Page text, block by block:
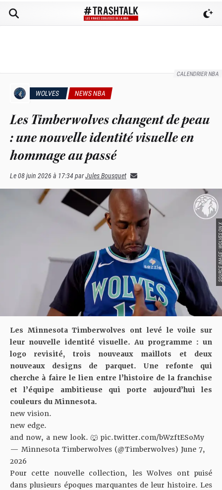
CALENDRIER NBA
WOLVES NEWS NBA
Les Timberwolves changent de peau
: une nouvelle identité visuelle en
hommage au passé
Le08 juin 2026 à 17:34parJules Bousquet
SOURCE
Les Minnesota Timberwolves ont levé le voile sur
leur nouvelle identité visuelle. Au programme : un
logo revisité, trois nouveaux maillots et deux
nouveaux designs de parquet. Une refonte qui
cherche à faire le lien entre l’histoire de la franchise
et l’équipe ambitieuse qui porte aujourd’hui les
couleurs du Minnesota.
new vision.
new edge.
and now, a new look. 🐺 pic.twitter.com/bWzftESoMy
— Minnesota Timberwolves (@Timberwolves) June 7,
2026
Pour cette nouvelle collection, les Wolves ont puisé
dans plusieurs époques marquantes de leur histoire. Les